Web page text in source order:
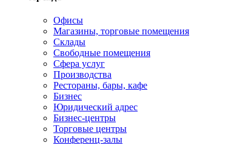
Офисы
Магазины, торговые помещения
Склады
Свободные помещения
Сфера услуг
Производства
Рестораны, бары, кафе
Бизнес
Юридический адрес
Бизнес-центры
Торговые центры
Конференц-залы